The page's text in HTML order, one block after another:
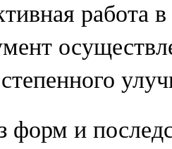
работа
форм и